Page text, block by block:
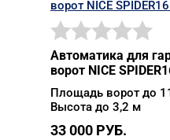
Автоматика для
ворот NICE
Площадь ворот до
Высота до 3,2 м
33 000 РУБ.